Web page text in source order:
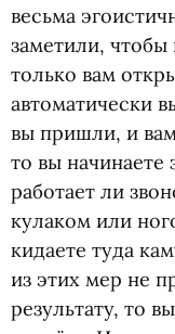
весьма
заметили,
только вам
автоматически
вы пришли, и
то вы начинаете
работает ли
кулаком или
кидаете туда
из этих мер не
результату, то